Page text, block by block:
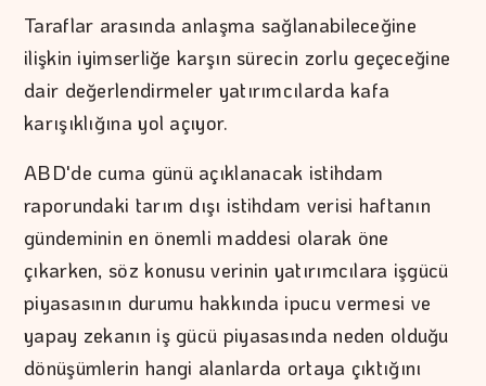
Taraflar arasında anlaşma sağlanabileceğine
ilişkin iyimserliğe karşın sürecin zorlu geçeceğine
dair değerlendirmeler yatırımcılarda kafa
karışıklığına yol açıyor.
ABD'de cuma günü açıklanacak istihdam
raporundaki tarım dışı istihdam verisi haftanın
gündeminin en önemli maddesi olarak öne
çıkarken, söz konusu verinin yatırımcılara işgücü
piyasasının durumu hakkında ipucu vermesi ve
yapay zekanın iş gücü piyasasında neden olduğu
dönüşümlerin hangi alanlarda ortaya çıktığını